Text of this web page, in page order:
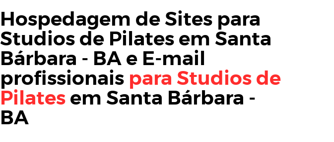
Hospedagem de Sites para
Studios de Pilates em Santa
Bárbara - BA e E-mail
profissionais para Studios de
Pilates em Santa Bárbara -
BA